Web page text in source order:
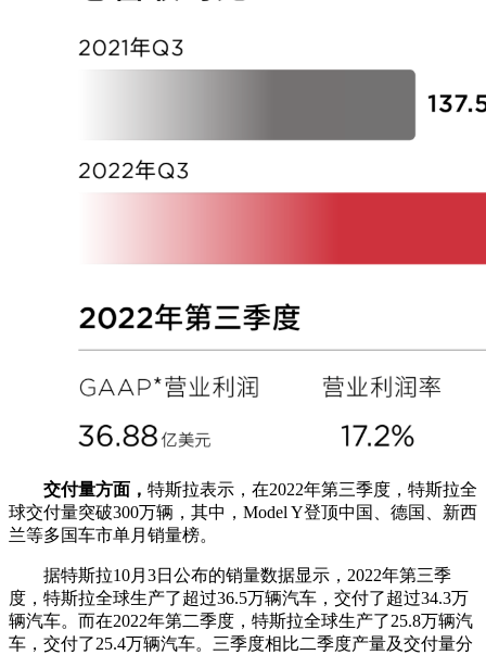
交付量方面， 特斯拉表示，在2022年第三季度，特斯拉全
球交付量突破300万辆，其中，Model Y登顶中国、德国、新西
兰等多国车市单月销量榜。
据特斯拉10月3日公布的销量数据显示，2022年第三季
度，特斯拉全球生产了超过36.5万辆汽车，交付了超过34.3万
辆汽车。而在2022年第二季度，特斯拉全球生产了25.8万辆汽
车，交付了25.4万辆汽车。三季度相比二季度产量及交付量分